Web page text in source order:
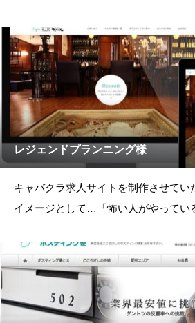
レジェンドプランニング様
キャバクラ求人サイトを制作させてい
イメージとして…「怖い人がやってい